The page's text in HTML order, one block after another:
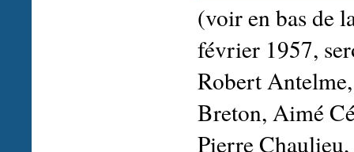
(voir en bas de
février 1957,
Robert
Breton, Aimé
Pierre